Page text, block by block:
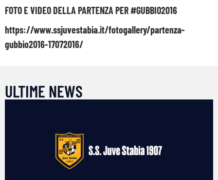
FOTO E VIDEO DELLA PARTENZA PER #GUBBIO2016
https://www.ssjuvestabia.it/fotogallery/partenza-
gubbio2016-17072016/
ULTIME NEWS